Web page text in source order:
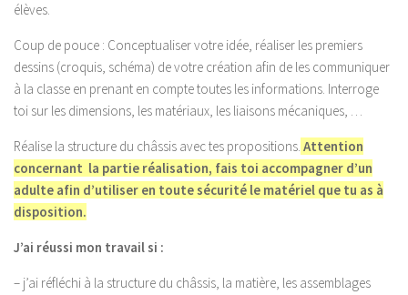
élèves.
Coup de pouce : Conceptualiser votre idée, réaliser les premiers
dessins (croquis, schéma) de votre création afin de les communiquer
à la classe en prenant en compte toutes les informations. Interroge
toi sur les dimensions, les matériaux, les liaisons mécaniques, …
Réalise la structure du châssis avec tes propositions. Attention
concernant la partie réalisation, fais toi accompagner d’un
adulte afin d’utiliser en toute sécurité le matériel que tu as à
disposition.
J’ai réussi mon travail si :
– j’ai réfléchi à la structure du châssis, la matière, les assemblages